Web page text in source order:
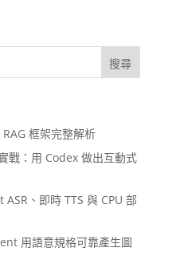
框架完整解析
戰：用 Codex 做出互動式
、即時 TTS 與 CPU 部
用語意規格可靠產生圖